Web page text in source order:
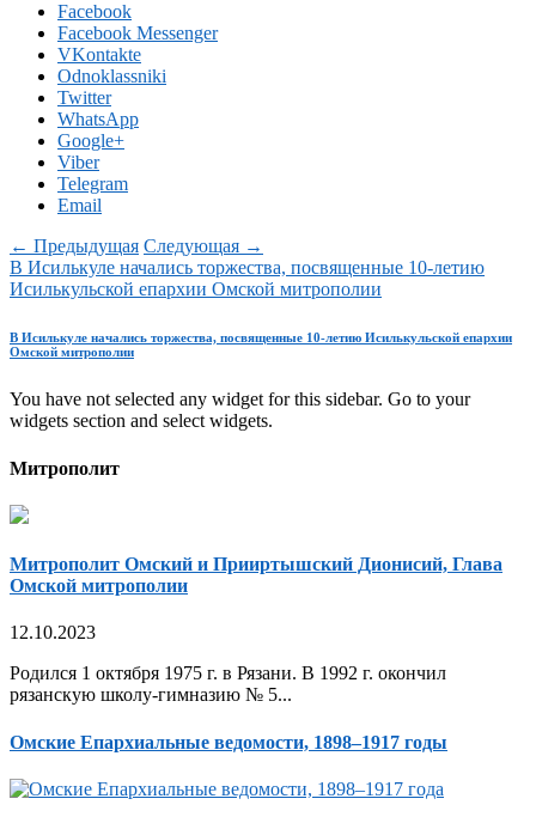
Facebook
Facebook Messenger
VKontakte
Odnoklassniki
Twitter
WhatsApp
Google+
Viber
Telegram
Email
← Предыдущая Следующая →
В Исилькуле начались торжества, посвященные 10-летию
Исилькульской епархии Омской митрополии
В Исилькуле начались торжества, посвященные 10-летию Исилькульской епархии
Омской митрополии
You have not selected any widget for this sidebar. Go to your
widgets section and select widgets.
Митрополит
Митрополит Омский и Прииртышский Дионисий, Глава
Омской митрополии
12.10.2023
Родился 1 октября 1975 г. в Рязани. В 1992 г. окончил
рязанскую школу-гимназию № 5...
Омские Епархиальные ведомости, 1898–1917 годы